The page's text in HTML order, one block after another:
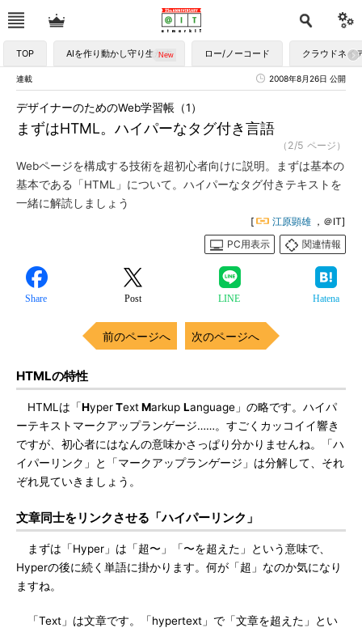
TOP AIを作り動かし守り生かす ロー/ノーコード クラウドネイ
連載 2008年8月26日 公開
まずはHTML。ハイパーなタグ付き言語
デザイナーのためのWeb学習帳（1）
（2/5 ページ）
Webページを構成する技術を超初心者向けに説明。まずは基本の
基本である「HTML」について。ハイパーなタグ付きテキストを
一緒に解読しましょう
[ 江原顕雄 ，＠IT]
PC用表示
関連情報
Share Post LINE Hatena
前のページへ 次のページへ
HTMLの特性
HTMLは「HyperTextMarkup Language」の略です。ハイパ
ーテキストマークアップランゲージ……。すごくカッコイイ響き
ですが、初心者にはなんの意味かさっぱり分かりませんね。「ハ
イパーリンク」と「マークアップランゲージ」は分解して、それ
ぞれ見ていきましょう。
文章同士をリンクさせる「ハイパーリンク」
まずは「Hyper」は「超〜」「〜を超えた」という意味で、
Hyperの後に続く単語に掛かります。何が「超」なのか気になり
ますね。
「Text」は文章です。「hypertext」で「文章を超えた」とい